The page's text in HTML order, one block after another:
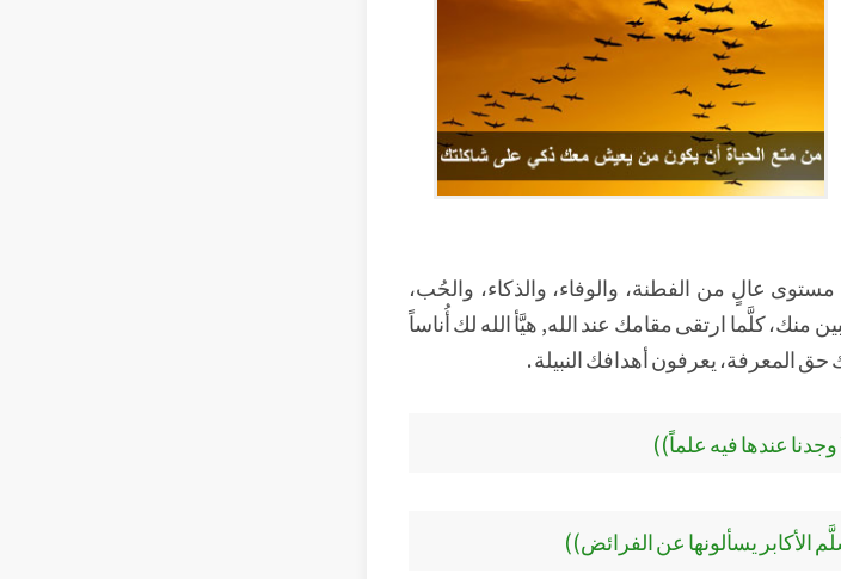
عالٍ من الفطنة، والوفاء، والذكاء، والحُب،
منك، كلَّما ارتقى مقامك عند الله, هيَّأ الله لك أُناساً
المعرفة، يعرفون أهدافك النبيلة .
عندها فيه علماً))
يسألونها عن الفرائض))